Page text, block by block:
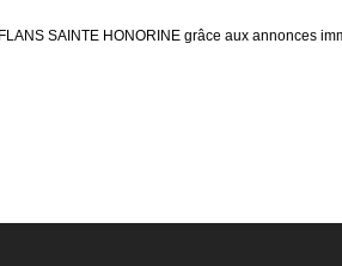
SAINTE HONORINE grâce aux annonces